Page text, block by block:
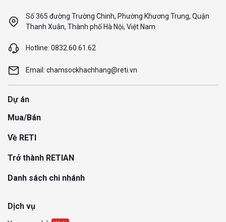
Số 365 đường Trường Chinh, Phường Khương Trung, Quận
Thanh Xuân, Thành phố Hà Nội, Việt Nam
Hotline: 0832.60.61.62
Email: chamsockhachhang@reti.vn
Dự án
Mua/Bán
Về RETI
Trở thành RETIAN
Danh sách chi nhánh
Dịch vụ